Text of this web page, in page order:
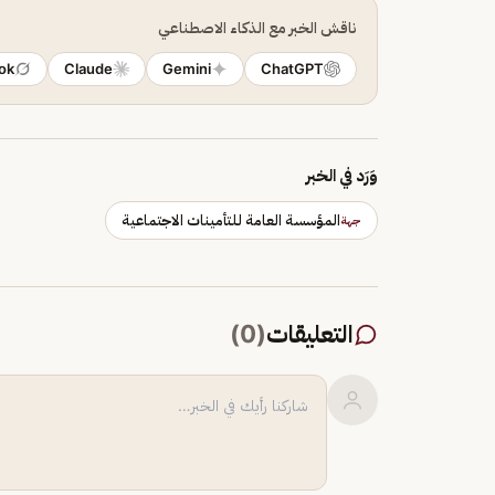
ناقش الخبر مع الذكاء الاصطناعي
ChatGPT
Gemini
Claude
وَرَد في الخبر
جهةالمؤسسة العامة للتأمينات الاجتماعية
التعليقات(
0
)